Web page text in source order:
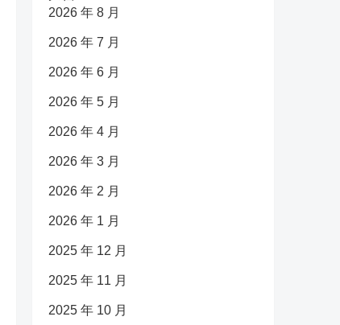
2026 年 8 月
2026 年 7 月
2026 年 6 月
2026 年 5 月
2026 年 4 月
2026 年 3 月
2026 年 2 月
2026 年 1 月
2025 年 12 月
2025 年 11 月
2025 年 10 月